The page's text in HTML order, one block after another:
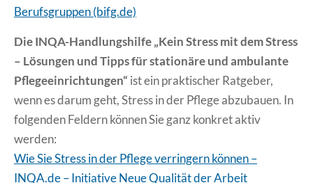
Berufsgruppen (bifg.de)
Die INQA-Handlungshilfe „Kein Stress mit dem Stress
– Lösungen und Tipps für stationäre und ambulante
Pflegeeinrichtungen“ ist ein praktischer Ratgeber,
wenn es darum geht, Stress in der Pflege abzubauen. In
folgenden Feldern können Sie ganz konkret aktiv
werden:
Wie Sie Stress in der Pflege verringern können –
INQA.de – Initiative Neue Qualität der Arbeit